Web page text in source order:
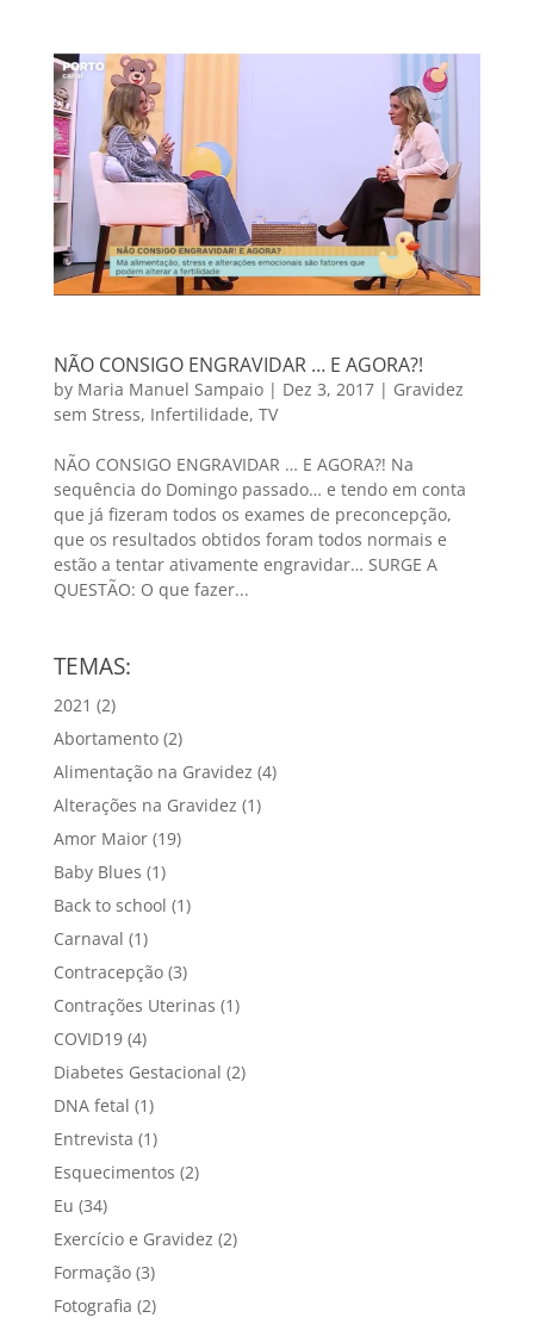
NÃO CONSIGO ENGRAVIDAR … E AGORA?!
by Maria Manuel Sampaio| Dez 3, 2017| Gravidez
sem Stress, Infertilidade, TV
NÃO CONSIGO ENGRAVIDAR … E AGORA?! Na
sequência do Domingo passado… e tendo em conta
que já fizeram todos os exames de preconcepção,
que os resultados obtidos foram todos normais e
estão a tentar ativamente engravidar… SURGE A
QUESTÃO: O que fazer...
TEMAS:
2021 (2)
Abortamento(2)
Alimentação na Gravidez (4)
Alterações na Gravidez (1)
Amor Maior(19)
Baby Blues (1)
Back to school (1)
Carnaval (1)
Contracepção(3)
Contrações Uterinas (1)
COVID19(4)
Diabetes Gestacional (2)
DNA fetal (1)
Entrevista (1)
Esquecimentos (2)
Eu (34)
Exercício e Gravidez (2)
Formação(3)
Fotografia (2)